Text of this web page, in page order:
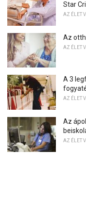
Star
AZ ÉLET
Az
AZ ÉLET
A 3
AZ ÉLET
Az
AZ ÉLET